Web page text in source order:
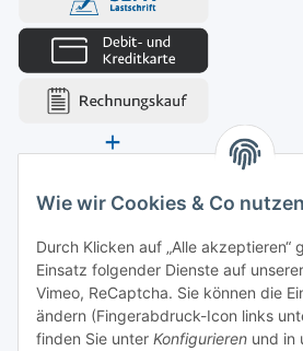
Wie wir Cookies & Co nutzen
Durch Klicken auf „Alle akzeptieren“
Einsatz folgender Dienste auf
Vimeo, ReCaptcha. Sie können die
ändern (Fingerabdruck-Icon links
finden Sie unter Konfigurieren und in